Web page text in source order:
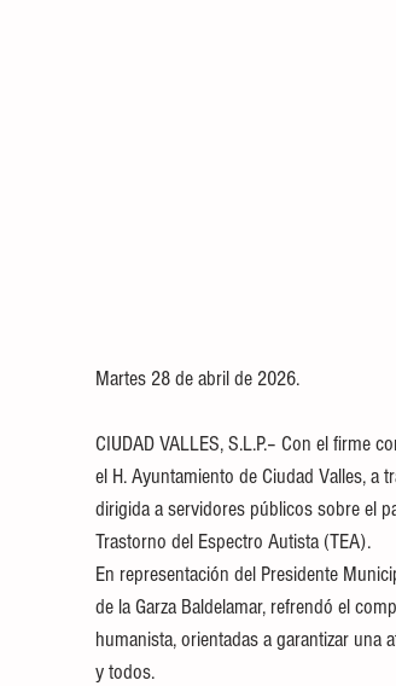
Martes 28 de abril de 2026.
CIUDAD VALLES, S.L.P.– Con el firme
el H. Ayuntamiento de Ciudad Valles, a
dirigida a servidores públicos sobre el
Trastorno del Espectro Autista (TEA).
En representación del Presidente
de la Garza Baldelamar, refrendó el
humanista, orientadas a garantizar una
y todos.